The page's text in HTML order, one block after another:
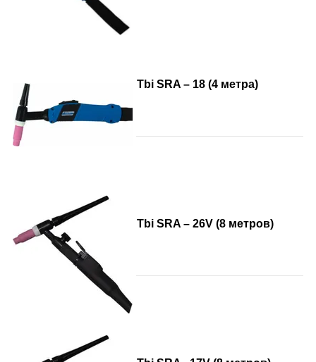
Tbi SRA – 18 (4 метра)
Tbi SRA – 26V (8 метров)